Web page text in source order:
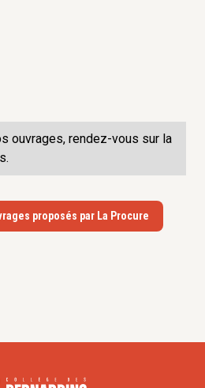
ouvrages, rendez-vous sur la
proposés par La Procure